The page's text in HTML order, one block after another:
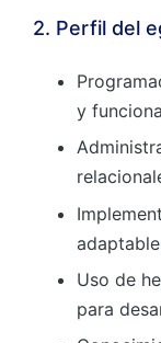
2. Perfil del
y
Uso de
para